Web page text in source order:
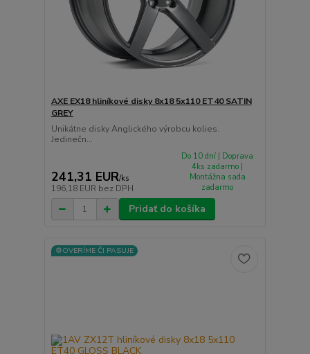
AXE EX18 hliníkové disky 8x18 5x110 ET40 SATIN
GREY
Unikátne disky Anglického výrobcu kolies.
Jedinečn...
241,31 EUR/ks
196,18 EUR bez DPH
Do 10 dní | Doprava
4ks zadarmo |
Montážna sada
zadarmo
Pridať do košíka
⚙️OVERÍME ČI PASUJE